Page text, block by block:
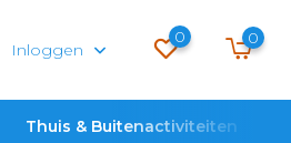
Inloggen
0 0
Thuis & Buitenactiviteiten